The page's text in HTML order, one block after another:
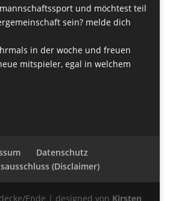
und möchtest teil
sein? melde dich
in der woche und freuen
mitspieler, egal in welchem
Datenschutz
(Disclaimer)
Ende | designed von Kirsten